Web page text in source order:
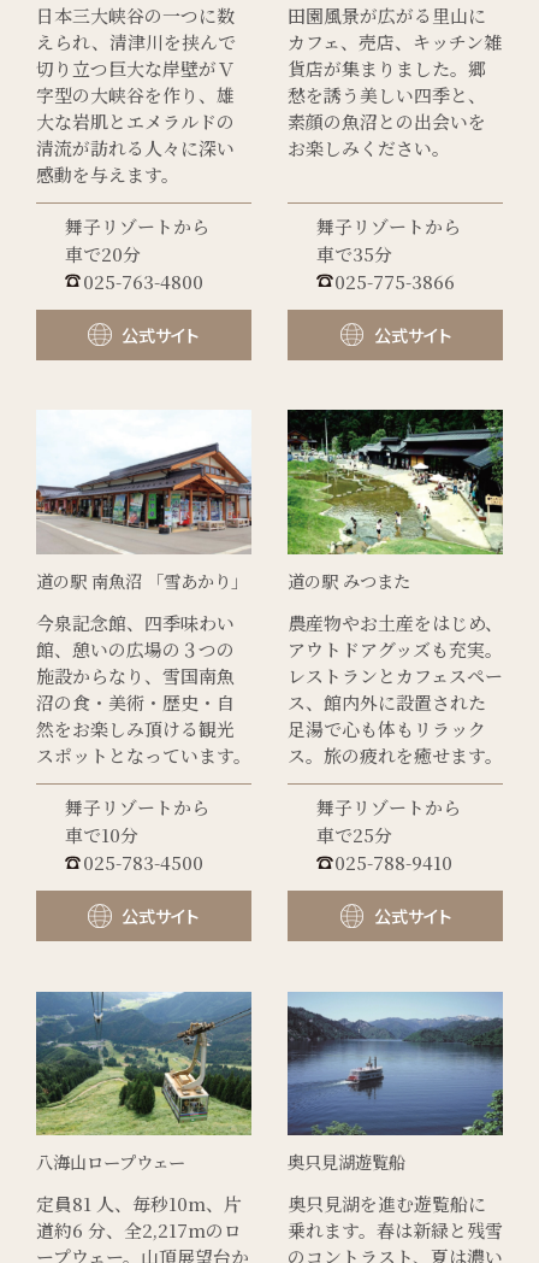
日本三大峡谷の一つに数
えられ、清津川を挟んで
切り立つ巨大な岸壁がＶ
字型の大峡谷を作り、雄
大な岩肌とエメラルドの
清流が訪れる人々に深い
感動を与えます。
舞子リゾートから
車で20分
025-763-4800
公式サイト
田園風景が広がる里山に
カフェ、売店、キッチン雑
貨店が集まりました。郷
愁を誘う美しい四季と、
素顔の魚沼との出会いを
お楽しみください。
舞子リゾートから
車で35分
025-775-3866
公式サイト
道の駅 南魚沼 「雪あかり」
今泉記念館、四季味わい
館、憩いの広場の３つの
施設からなり、雪国南魚
沼の食・美術・歴史・自
然をお楽しみ頂ける観光
スポットとなっています。
舞子リゾートから
車で10分
025-783-4500
公式サイト
道の駅 みつまた
農産物やお土産をはじめ、
アウトドアグッズも充実。
レストランとカフェスペー
ス、館内外に設置された
足湯で心も体もリラック
ス。旅の疲れを癒せます。
舞子リゾートから
車で25分
025-788-9410
公式サイト
八海山ロープウェー
定員81 人、毎秒10m、片
道約6 分、全2,217mのロ
ープウェー。山頂展望台か
奥只見湖遊覧船
奥只見湖を進む遊覧船に
乗れます。春は新緑と残雪
のコントラスト、夏は濃い